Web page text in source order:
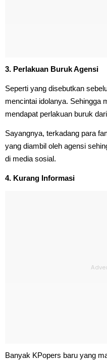
3. Perlakuan Buruk Agensi
Seperti yang disebutkan
mencintai idolanya. Sehingga
mendapat perlakuan buruk
Sayangnya, terkadang para
yang diambil oleh agensi
di media sosial.
4. Kurang Informasi
Banyak KPopers baru yang